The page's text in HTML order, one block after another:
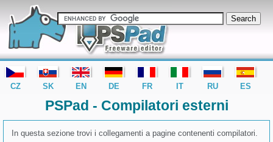
editor PSPad - freeware editor
PSPad - Compilatori esterni
In questa sezione trovi i collegamenti a pagine contenenti compilatori.
CZ SK EN DE FR IT RU ES